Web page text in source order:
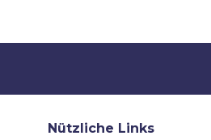
Nützliche Links